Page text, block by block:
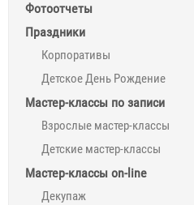
Фотоотчеты
Праздники
Корпоративы
Детское День Рождение
Мастер-классы по записи
Взрослые мастер-классы
Детские мастер-классы
Мастер-классы on-line
Декупаж